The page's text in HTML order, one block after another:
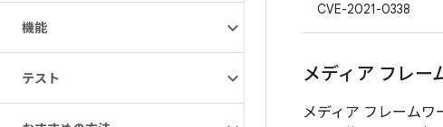
機能
テスト
CVE-2021-0338
メディア フレー
メディア フレーム